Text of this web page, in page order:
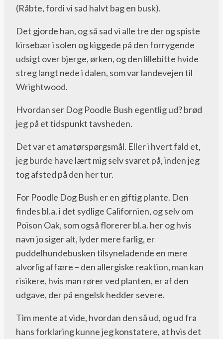
(Råbte, fordi vi sad halvt bag en busk).
Det gjorde han, og så sad vi alle tre der og spiste
kirsebær i solen og kiggede på den forrygende
udsigt over bjerge, ørken, og den lillebitte hvide
streg langt nede i dalen, som var landevejen til
Wrightwood.
Hvordan ser Dog Poodle Bush egentlig ud? brød
jeg på et tidspunkt tavsheden.
Det var et amatørspørgsmål. Eller i hvert fald et,
jeg burde have lært mig selv svaret på, inden jeg
tog afsted på den her tur.
For Poodle Dog Bush er en giftig plante. Den
findes bl.a. i det sydlige Californien, og selv om
Poison Oak, som også florerer bl.a. her og hvis
navn jo siger alt, lyder mere farlig, er
puddelhundebusken tilsyneladende en mere
alvorlig affære – den allergiske reaktion, man kan
risikere, hvis man rører ved planten, er af den
udgave, der på engelsk hedder severe.
Tim mente at vide, hvordan den så ud, og ud fra
hans forklaring kunne jeg konstatere, at hvis det